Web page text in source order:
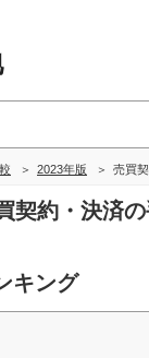
2023年版 売買
契約・決済
キング